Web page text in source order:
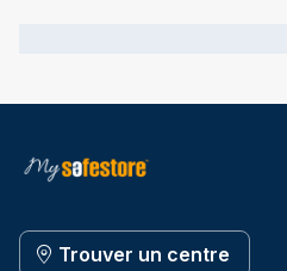
Trouver un centre